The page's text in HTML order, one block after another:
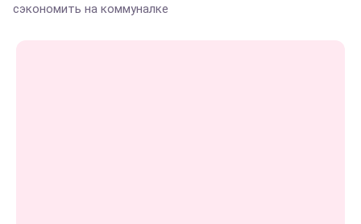
сэкономить на коммуналке